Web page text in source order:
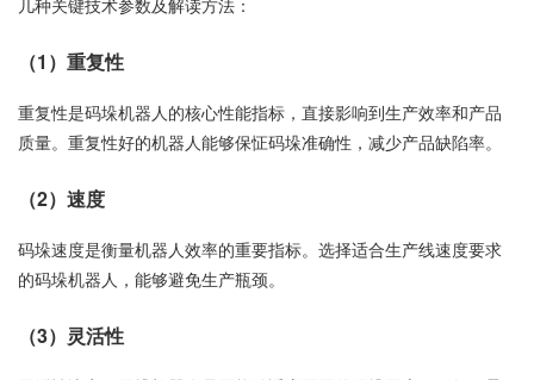
（1）重复性
重复性是码垛机器人的核心性能指标，直接影响到生产效率和产品
质量。重复性好的机器人能够保怔码垛准确性，减少产品缺陷率。
（2）速度
码垛速度是衡量机器人效率的重要指标。选择适合生产线速度要求
的码垛机器人，能够避免生产瓶颈。
（3）灵活性